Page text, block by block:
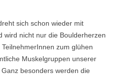
sich schon wieder mit
wird nicht nur die Boulderherzen
zum glühen
Muskelgruppen unserer
besonders werden die